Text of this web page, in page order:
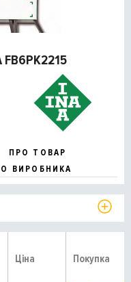
ПРО ТОВАР
ВИРОБНИКА
Ціна Покупка